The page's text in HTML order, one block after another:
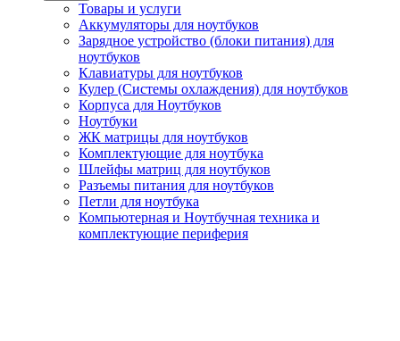
Товары и услуги
Аккумуляторы для ноутбуков
Зарядное устройство (блоки питания) для
ноутбуков
Клавиатуры для ноутбуков
Кулер (Системы охлаждения) для ноутбуков
Корпуса для Ноутбуков
Ноутбуки
ЖК матрицы для ноутбуков
Комплектующие для ноутбука
Шлейфы матриц для ноутбуков
Разъемы питания для ноутбуков
Петли для ноутбука
Компьютерная и Ноутбучная техника и
комплектующие периферия